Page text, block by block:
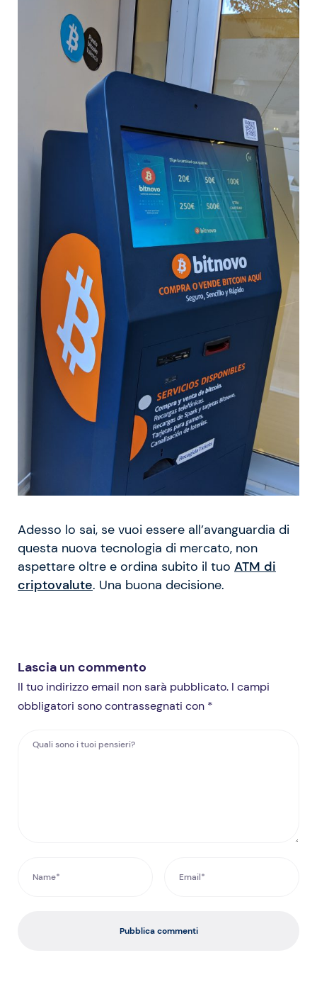
Adesso lo sai, se vuoi essere all’avanguardia di
questa nuova tecnologia di mercato, non
aspettare oltre e ordina subito il tuo ATM di
criptovalute. Una buona decisione.
Lascia un commento
Il tuo indirizzo email non sarà pubblicato. I campi
obbligatori sono contrassegnati con *
Pubblica commenti